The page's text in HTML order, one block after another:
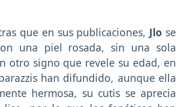
que en sus publicaciones, Jlo se
una piel rosada, sin una sola
otro signo que revele su edad, en
han difundido, aunque ella
hermosa, su cutis se aprecia